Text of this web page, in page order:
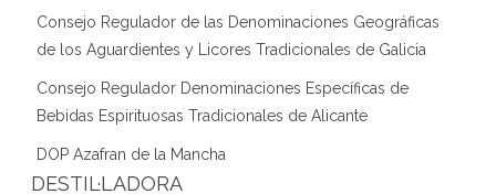
Consejo Regulador de las Denominaciones Geográficas
de los Aguardientes y Licores Tradicionales de Galicia
Consejo Regulador Denominaciones Específicas de
Bebidas Espirituosas Tradicionales de Alicante
DOP Azafran de la Mancha
DESTIL·LADORA